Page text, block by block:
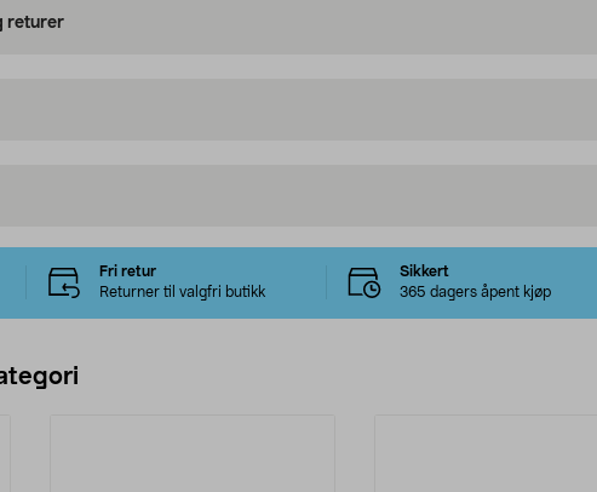
returer
Fri retur
Returner til valgfri butikk
Sikkert
365 dagers åpent kjøp